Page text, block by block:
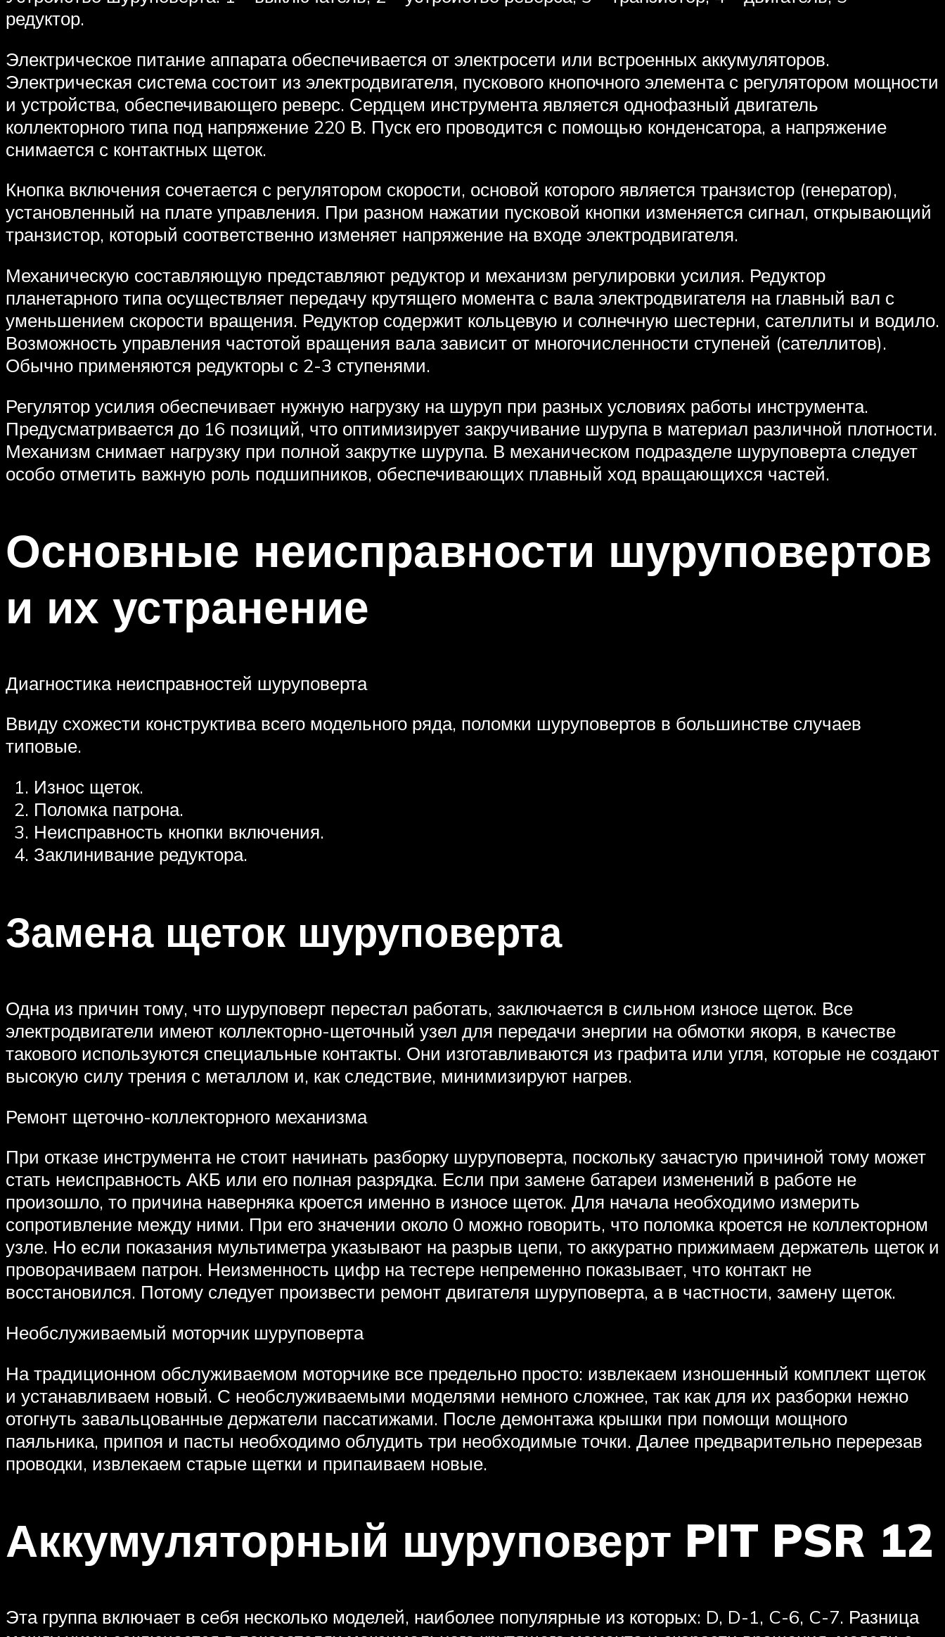
редуктор.
Электрическое питание аппарата обеспечивается от электросети или встроенных аккумуляторов.
Электрическая система состоит из электродвигателя, пускового кнопочного элемента с регулятором мощности
и устройства, обеспечивающего реверс. Сердцем инструмента является однофазный двигатель
коллекторного типа под напряжение 220 В. Пуск его проводится с помощью конденсатора, а напряжение
снимается с контактных щеток.
Кнопка включения сочетается с регулятором скорости, основой которого является транзистор (генератор),
установленный на плате управления. При разном нажатии пусковой кнопки изменяется сигнал, открывающий
транзистор, который соответственно изменяет напряжение на входе электродвигателя.
Механическую составляющую представляют редуктор и механизм регулировки усилия. Редуктор
планетарного типа осуществляет передачу крутящего момента с вала электродвигателя на главный вал с
уменьшением скорости вращения. Редуктор содержит кольцевую и солнечную шестерни, сателлиты и водило.
Возможность управления частотой вращения вала зависит от многочисленности ступеней (сателлитов).
Обычно применяются редукторы с 2-3 ступенями.
Регулятор усилия обеспечивает нужную нагрузку на шуруп при разных условиях работы инструмента.
Предусматривается до 16 позиций, что оптимизирует закручивание шурупа в материал различной плотности.
Механизм снимает нагрузку при полной закрутке шурупа. В механическом подразделе шуруповерта следует
особо отметить важную роль подшипников, обеспечивающих плавный ход вращающихся частей.
Основные неисправности шуруповертов
и их устранение
Диагностика неисправностей шуруповерта
Ввиду схожести конструктива всего модельного ряда, поломки шуруповертов в большинстве случаев
типовые.
Износ щеток.
Поломка патрона.
Неисправность кнопки включения.
Заклинивание редуктора.
Замена щеток шуруповерта
Одна из причин тому, что шуруповерт перестал работать, заключается в сильном износе щеток. Все
электродвигатели имеют коллекторно-щеточный узел для передачи энергии на обмотки якоря, в качестве
такового используются специальные контакты. Они изготавливаются из графита или угля, которые не создают
высокую силу трения с металлом и, как следствие, минимизируют нагрев.
Ремонт щеточно-коллекторного механизма
При отказе инструмента не стоит начинать разборку шуруповерта, поскольку зачастую причиной тому может
стать неисправность АКБ или его полная разрядка. Если при замене батареи изменений в работе не
произошло, то причина наверняка кроется именно в износе щеток. Для начала необходимо измерить
сопротивление между ними. При его значении около 0 можно говорить, что поломка кроется не коллекторном
узле. Но если показания мультиметра указывают на разрыв цепи, то аккуратно прижимаем держатель щеток и
проворачиваем патрон. Неизменность цифр на тестере непременно показывает, что контакт не
восстановился. Потому следует произвести ремонт двигателя шуруповерта, а в частности, замену щеток.
Необслуживаемый моторчик шуруповерта
На традиционном обслуживаемом моторчике все предельно просто: извлекаем изношенный комплект щеток
и устанавливаем новый. С необслуживаемыми моделями немного сложнее, так как для их разборки нежно
отогнуть завальцованные держатели пассатижами. После демонтажа крышки при помощи мощного
паяльника, припоя и пасты необходимо облудить три необходимые точки. Далее предварительно перерезав
проводки, извлекаем старые щетки и припаиваем новые.
Аккумуляторный шуруповерт PIT PSR 12
Эта группа включает в себя несколько моделей, наиболее популярные из которых: D, D-1, C-6, C-7. Разница